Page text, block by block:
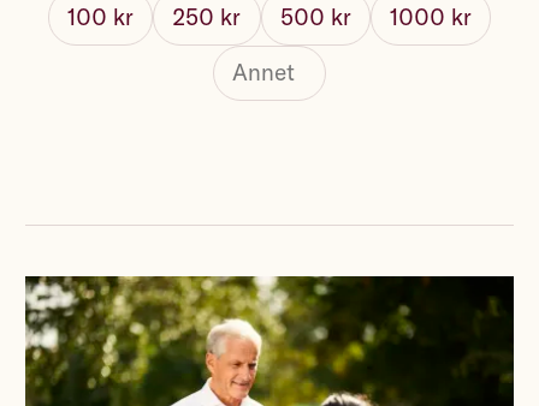
100 kr
250 kr 500 kr 1000 kr
Send kvittering på e-post